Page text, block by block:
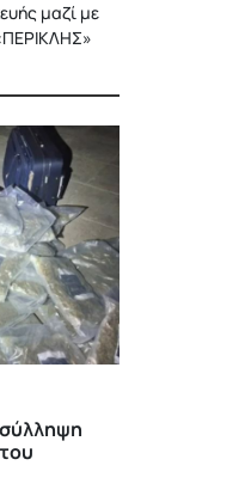
μαζί με